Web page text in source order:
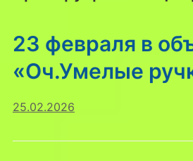
23 февраля в
«Оч.Умелые
25.02.2026